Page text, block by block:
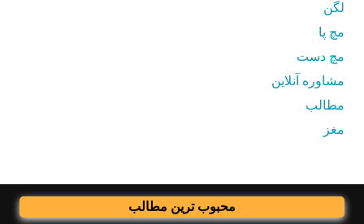
لگن
مچ پا
مچ دست
مشاوره آنلاین
مطالب
مغز
محبوب ترین مطالب